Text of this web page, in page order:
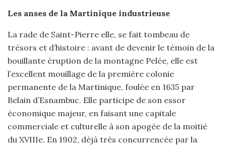
Les anses de la Martinique industrieuse
La rade de Saint-Pierre elle, se fait tombeau de
trésors et d’histoire : avant de devenir le témoin de la
bouillante éruption de la montagne Pelée, elle est
l’excellent mouillage de la première colonie
permanente de la Martinique, foulée en 1635 par
Belain d’Esnambuc. Elle participe de son essor
économique majeur, en faisant une capitale
commerciale et culturelle à son apogée de la moitié
du XVIIIe. En 1902, déjà très concurrencée par la